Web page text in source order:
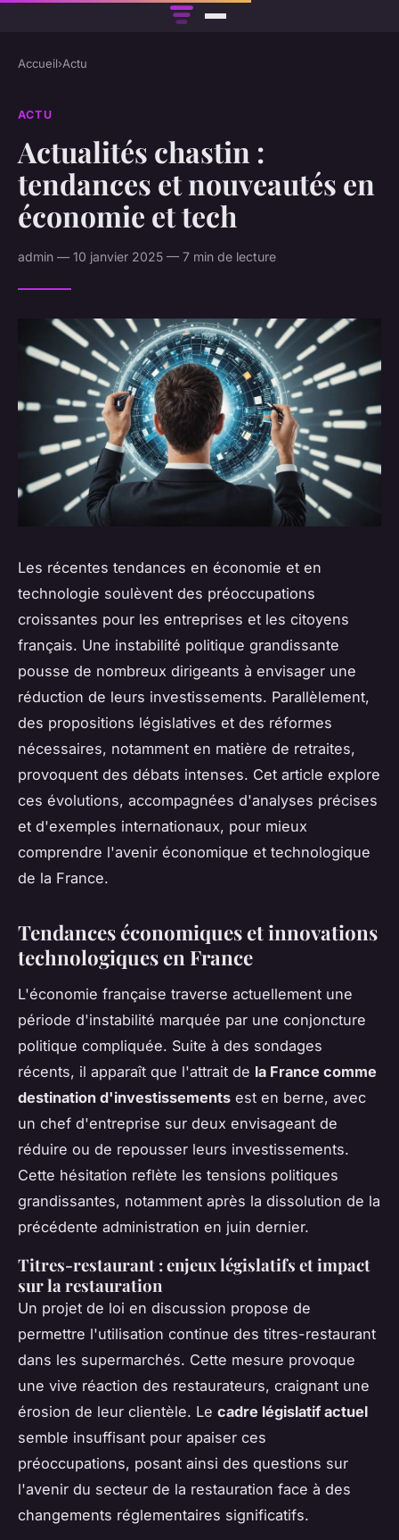
Accueil›Actu
ACTU
Actualités chastin :
tendances et nouveautés en
économie et tech
admin — 10 janvier 2025 — 7 min de lecture
Les récentes tendances en économie et en
technologie soulèvent des préoccupations
croissantes pour les entreprises et les citoyens
français. Une instabilité politique grandissante
pousse de nombreux dirigeants à envisager une
réduction de leurs investissements. Parallèlement,
des propositions législatives et des réformes
nécessaires, notamment en matière de retraites,
provoquent des débats intenses. Cet article explore
ces évolutions, accompagnées d'analyses précises
et d'exemples internationaux, pour mieux
comprendre l'avenir économique et technologique
de la France.
Tendances économiques et innovations
technologiques en France
L'économie française traverse actuellement une
période d'instabilité marquée par une conjoncture
politique compliquée. Suite à des sondages
récents, il apparaît que l'attrait de la France comme
destination d'investissements est en berne, avec
un chef d'entreprise sur deux envisageant de
réduire ou de repousser leurs investissements.
Cette hésitation reflète les tensions politiques
grandissantes, notamment après la dissolution de la
précédente administration en juin dernier.
Titres-restaurant : enjeux législatifs et impact
sur la restauration
Un projet de loi en discussion propose de
permettre l'utilisation continue des titres-restaurant
dans les supermarchés. Cette mesure provoque
une vive réaction des restaurateurs, craignant une
érosion de leur clientèle. Le cadre législatif actuel
semble insuffisant pour apaiser ces
préoccupations, posant ainsi des questions sur
l'avenir du secteur de la restauration face à des
changements réglementaires significatifs.